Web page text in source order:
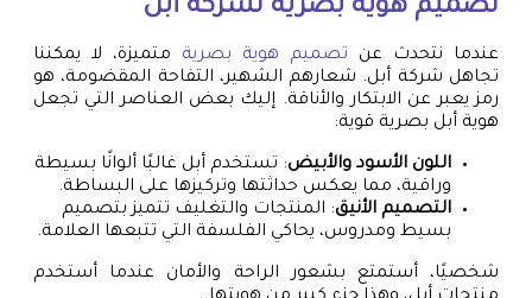
تصميم هوية بصرية لشركة أبل
عندما نتحدث عن تصميم هوية بصرية متميزة، لا يمكننا
تجاهل شركة أبل. شعارهم الشهير، التفاحة المقضومة، هو
رمز يعبر عن الابتكار والأناقة. إليك بعض العناصر التي تجعل
هوية أبل بصرية قوية:
اللون الأسود والأبيض: تستخدم أبل غالبًا ألوانًا بسيطة
وراقية، مما يعكس حداثتها وتركيزها على البساطة.
التصميم الأنيق: المنتجات والتغليف تتميز بتصميم
بسيط ومدروس، يحاكي الفلسفة التي تتبعها العلامة.
شخصيًا، أستمتع بشعور الراحة والأمان عندما أستخدم